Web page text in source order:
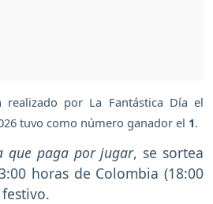
por La Fantástica Día el
tuvo como número ganador el 1.
que paga por jugar, se sortea
horas de Colombia (18:00